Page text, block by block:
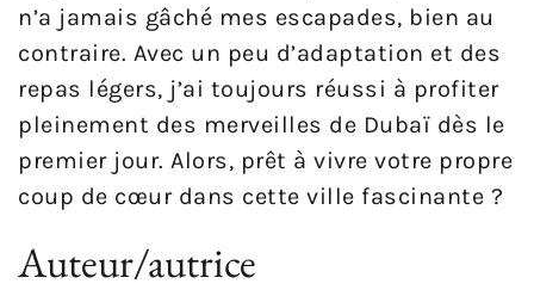
n’a jamais gâché mes escapades, bien au
contraire. Avec un peu d’adaptation et des
repas légers, j’ai toujours réussi à profiter
pleinement des merveilles de Dubaï dès le
premier jour. Alors, prêt à vivre votre propre
coup de cœur dans cette ville fascinante ?
Auteur/autrice